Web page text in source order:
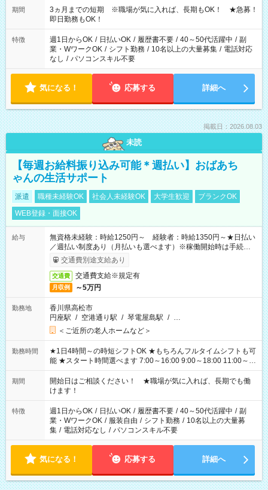
期間
3ヵ月までの短期 ※職場が気に入れば、長期もOK！ ★急募！
即日勤務もOK！
特徴 週1日からOK / 日払いOK / 履歴書不要 / 40～50代活躍中 / 副
業・WワークOK / シフト勤務 / 10名以上の大量募集 / 電話対応
なし / パソコンスキル不要
気になる！ 応募する 詳細へ
掲載日：2026.08.03
未読
【毎週お給料振り込み可能＊週払い】おばあち
ゃんの生活サポート
派遣 職種未経験OK 社会人未経験OK 大学生歓迎
ブランクOK
WEB登録・面接OK
給与
無資格未経験：時給1250円～ 経験者：時給1350円～★日払い
／週払い制度あり（月払いも選べます）※稼働開始時は手続き完
了次第のお支払いとなります。
交通費別途支給あり
交通費 交通費支給※規定有
月収例 ～5万円
勤務地
香川県高松市
円座駅 / 空港通り駅 / 琴電屋島駅 / …
＜ご近所の老人ホームなど＞
勤務時間
★1日4時間～の時短シフトOK ★もちろんフルタイムシフトも可
能 ★スタート時間選べます 7:00～16:00 9:00～18:00 11:00～
20:00 など 残業なし！ ※Wワークの場合、他のお仕事と合わせ
週40時間超の就業はご案内できません ※法令に基づき、週20時
間以上勤務は社会保険への加入対象となります ※労働者派遣法
（日雇い派遣の原則禁止）により、短時間・短期間の就業はご
案内が難しい場合があります
期間
開始日はご相談ください！ ★職場が気に入れば、長期でも働
けます！
特徴 週1日からOK / 日払いOK / 履歴書不要 / 40～50代活躍中 / 副
業・WワークOK / 服装自由 / シフト勤務 / 10名以上の大量募
集 / 電話対応なし / パソコンスキル不要
気になる！ 応募する 詳細へ